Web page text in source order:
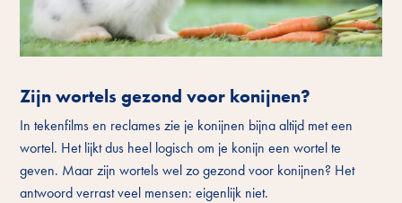
Zijn wortels gezond voor konijnen?
In tekenfilms en reclames zie je konijnen bijna altijd met een
wortel. Het lijkt dus heel logisch om je konijn een wortel te
geven. Maar zijn wortels wel zo gezond voor konijnen? Het
antwoord verrast veel mensen: eigenlijk niet.